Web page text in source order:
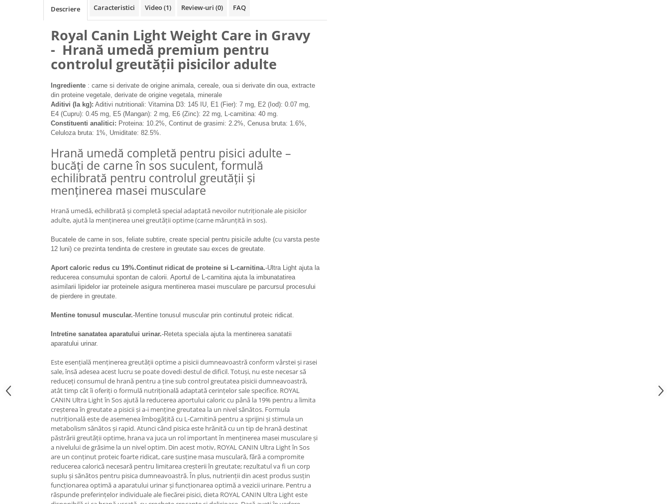
Filtru extern acvariu
Filtru intern acvariu
Pompe aer acvariu
Pompa apa acvariu
Lampa pentru acvariu
Substrat acvariu
Sterilizator acvariu
Fertilizatori acvarii
Tratamente pesti acvariu
Furtune si conectori acvarii
Conditioneri apa acvariu
Decoruri si plante artificiale
Piese de schimb
Colivii pentru pasari
Hrana Rozatoare
Hrana reptile
Decoruri terarii
Incalzitoare si pompe terarii
Solutii iluminat terarii
Suplimente vitamino minerale
Accesorii diverse terarii
Descriere Caracteristici Video(1) Review-uri (0) FAQ
Royal Canin Light Weight Care in Gravy
- Hrană umedă premium pentru
controlul greutății pisicilor adulte
Ingrediente : carne si derivate de origine animala, cereale, oua si derivate din oua, extracte
din proteine vegetale, derivate de origine vegetala, minerale
Aditivi (la kg): Aditivi nutritionali: Vitamina D3: 145 IU, E1 (Fier): 7 mg, E2 (Iod): 0.07 mg,
E4 (Cupru): 0.45 mg, E5 (Mangan): 2 mg, E6 (Zinc): 22 mg, L-carnitina: 40 mg.
Constituenti analitici: Proteina: 10.2%, Continut de grasimi: 2.2%, Cenusa bruta: 1.6%,
Celuloza bruta: 1%, Umiditate: 82.5%.
Hrană umedă completă pentru pisici adulte –
bucăți de carne în sos suculent, formulă
echilibrată pentru controlul greutății și
menținerea masei musculare
Hrană umedă, echilibrată și completă special adaptată nevoilor nutriționale ale pisicilor
adulte, ajută la menţinerea unei greutății optime (carne mărunțită in sos).
Bucatele de carne in sos, feliate subtire, create special pentru pisicile adulte (cu varsta peste
12 luni) ce prezinta tendinta de crestere in greutate sau exces de greutate.
Aport caloric redus cu 19%.Continut ridicat de proteine si L-carnitina.-Ultra Light ajuta la
reducerea consumului spontan de calorii. Aportul de L-carnitina ajuta la imbunatatirea
asimilarii lipidelor iar proteinele asigura mentinerea masei musculare pe parcursul procesului
de pierdere in greutate.
Mentine tonusul muscular.-Mentine tonusul muscular prin continutul proteic ridicat.
Intretine sanatatea aparatului urinar.-Reteta speciala ajuta la mentinerea sanatatii
aparatului urinar.
Este esențială menținerea greutății optime a pisicii dumneavoastră conform vârstei și rasei
sale, însă adesea acest lucru se poate dovedi destul de dificil. Totuși, nu este necesar să
reduceți consumul de hrană pentru a ține sub control greutatea pisicii dumneavoastră,
atât timp cât îi oferiți o formulă nutrițională adaptată cerințelor sale specifice. ROYAL
CANIN Ultra Light în Sos ajută la reducerea aportului caloric cu până la 19% pentru a limita
creșterea în greutate a pisicii și a-i menține greutatea la un nivel sănătos. Formula
nutrițională este de asemenea îmbogățită cu L-Carnitină pentru a sprijini și stimula un
metabolism sănătos și rapid. Atunci când pisica este hrănită cu un tip de hrană destinat
păstrării greutății optime, hrana va juca un rol important în menținerea masei musculare și
a nivelului de grăsime la un nivel optim. Din acest motiv, ROYAL CANIN Ultra Light în Sos
are un conținut proteic foarte ridicat, care susține masa musculară, fără a compromite
reducerea calorică necesară pentru limitarea creșterii în greutate; rezultatul va fi un corp
suplu și sănătos pentru pisica dumneavoastră. În plus, nutrienții din acest produs susțin
funcționarea optimă a aparatului urinar și funcționarea optimă a vezicii urinare. Pentru a
răspunde preferințelor individuale ale fiecărei pisici, dieta ROYAL CANIN Ultra Light este